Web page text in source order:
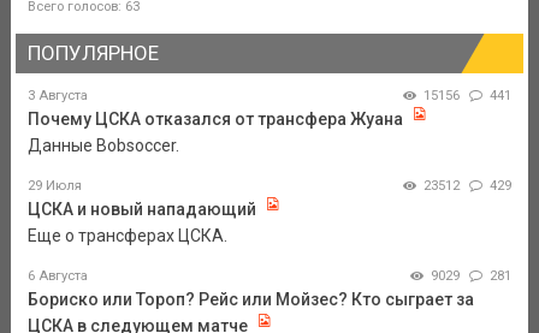
Всего голосов: 63
ПОПУЛЯРНОЕ
3 Августа 15156 441
Почему ЦСКА отказался от трансфера Жуана
Данные Bobsoccer.
29 Июля 23512 429
ЦСКА и новый нападающий
Еще о трансферах ЦСКА.
6 Августа 9029 281
Бориско или Тороп? Рейс или Мойзес? Кто сыграет за
ЦСКА в следующем матче